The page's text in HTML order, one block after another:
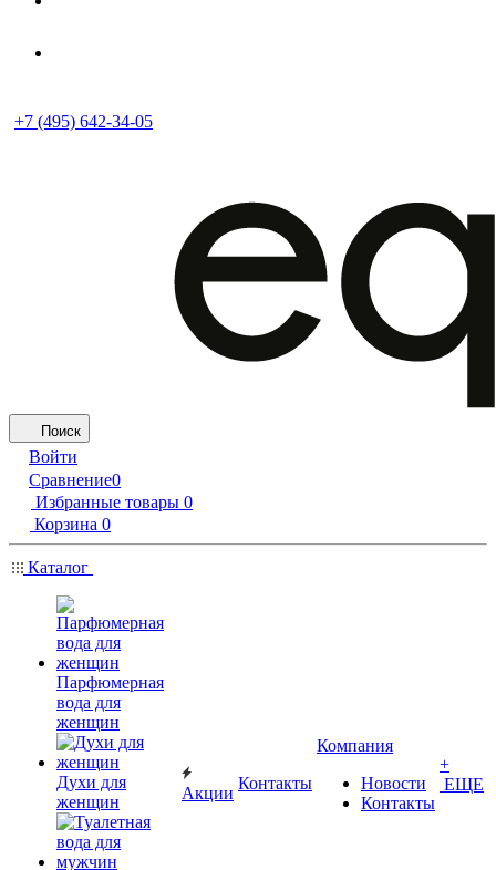
+7 (495) 642-34-05
Поиск
Войти
Сравнение0
Избранные товары 0
Корзина 0
Каталог
Парфюмерная
вода для
женщин
Духи для
женщин
Акции
Контакты
Компания
Новости
Контакты
+
ЕЩЕ